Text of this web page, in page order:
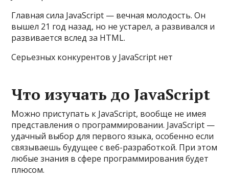
Главная сила JavaScript — вечная молодость. Он
вышел 21 год назад, но не устарел, а развивался и
развивается вслед за HTML.
Серьезных конкурентов у JavaScript нет
Что изучать до JavaScript
Можно приступать к JavaScript, вообще не имея
представления о программировании. JavaScript —
удачный выбор для первого языка, особенно если
связываешь будущее с веб-разработкой. При этом
любые знания в сфере программирования будет
плюсом.